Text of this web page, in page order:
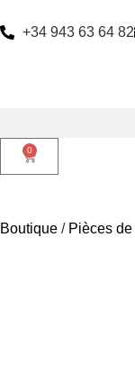
+34 943 63 64 82
0
Boutique / Pièces